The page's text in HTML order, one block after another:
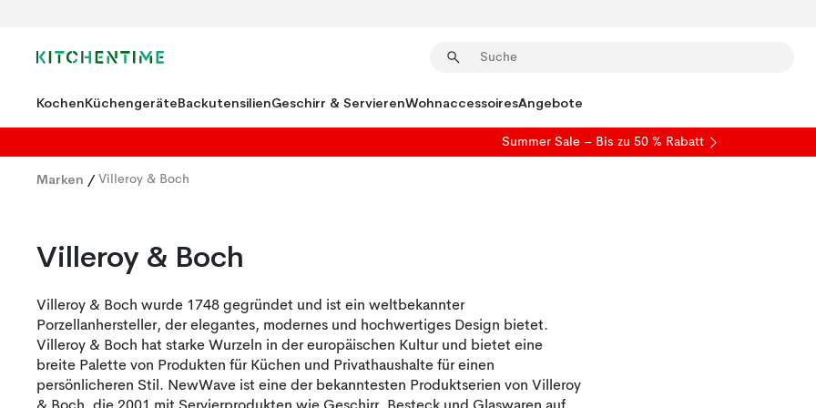
KochenKüchengeräteBackutensilienGeschirr & ServierenWohnaccessoiresAngebote
Summer Sale – Bis zu 50 % Rabatt
Marken / Villeroy & Boch
Villeroy & Boch
Villeroy & Boch wurde 1748 gegründet und ist ein weltbekannter
Porzellanhersteller, der elegantes, modernes und hochwertiges Design bietet.
Villeroy & Boch hat starke Wurzeln in der europäischen Kultur und bietet eine
breite Palette von Produkten für Küchen und Privathaushalte für einen
persönlicheren Stil. NewWave ist eine der bekanntesten Produktserien von Villeroy